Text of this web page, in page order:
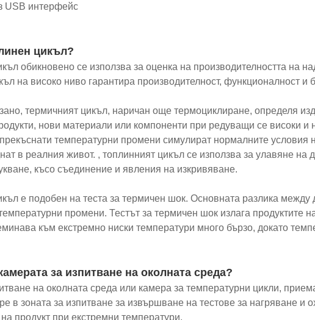
USB интерфейс
цикъл?
обикновено се използва за оценка на производителността на
на високо ниво гарантира производителност, функционалност и
термичният цикъл, наричан още термоциклиране, определя
нови материали или компоненти при редуващи се високи и
температурни промени симулират нормалните условия
в реалния живот. , топлинният цикъл се използва за улавяне на
късо съединение и явления на изкривяване.
е подобен на теста за термичен шок. Основната разлика между
промени. Тестът за термичен шок излага продуктите
към екстремно ниски температури много бързо, докато
за изпитване на околната среда?
на околната среда или камера за температурни цикли,
в зоната за изпитване за извършване на тестове за нагряване и
продукт при екстремни температури.